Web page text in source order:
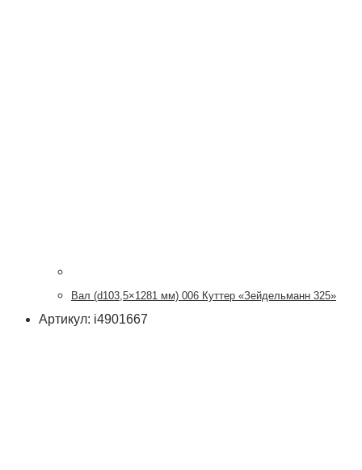
Вал (d103,5×1281 мм) 006 Куттер «Зейдельманн 325»
Артикул: i4901667